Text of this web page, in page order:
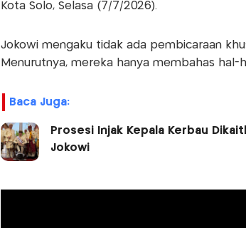
Kota Solo, Selasa (7/7/2026).
Jokowi mengaku tidak ada pembicaraan
Menurutnya, mereka hanya membahas hal-
Baca Juga:
Prosesi Injak Kepala Kerbau
Jokowi